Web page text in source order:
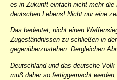
es in Zukunft einfach nicht mehr
deutschen Lebens! Nicht nur eine
Das bedeutet, nicht einen
Zugeständnissen zu schließen in
gegenüberzustehen. Dergleichen
Deutschland und das deutsche
muß daher so fertiggemacht